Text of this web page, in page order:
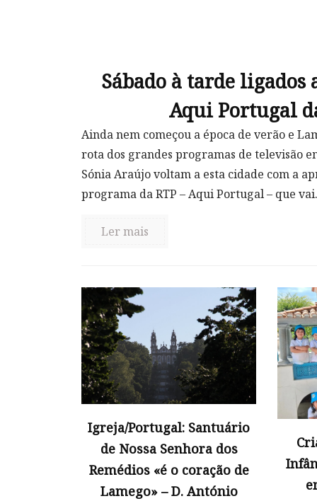
Sábado à tarde ligados
Aqui Portugal
Ainda nem começou a época de verão e
rota dos grandes programas de televisão
Sónia Araújo voltam a esta cidade com a
programa da RTP – Aqui Portugal – que
Ler mais
Igreja/Portugal: Santuário
de Nossa Senhora dos
Remédios «é o coração de
Lamego» – D. António